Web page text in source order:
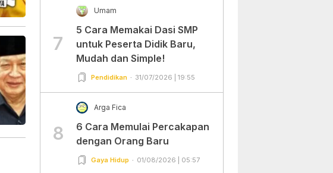
7
Umam
5 Cara Memakai Dasi SMP
untuk Peserta Didik Baru,
Mudah dan Simple!
Pendidikan 31/07/2026 | 19:55
8
Arga Fica
6 Cara Memulai Percakapan
dengan Orang Baru
Gaya Hidup 01/08/2026 | 05:57